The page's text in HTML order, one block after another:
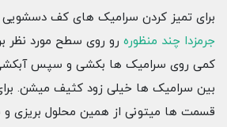
برای تمیز کردن سرامیک های کف دسشویی
جرمزدا چند منظوره رو روی سطح مورد نظر
کمی روی سرامیک ها بکشی و سپس
بین سرامیک ها خیلی زود کثیف میشن.
قسمت ها میتونی از همین محلول بریزی و